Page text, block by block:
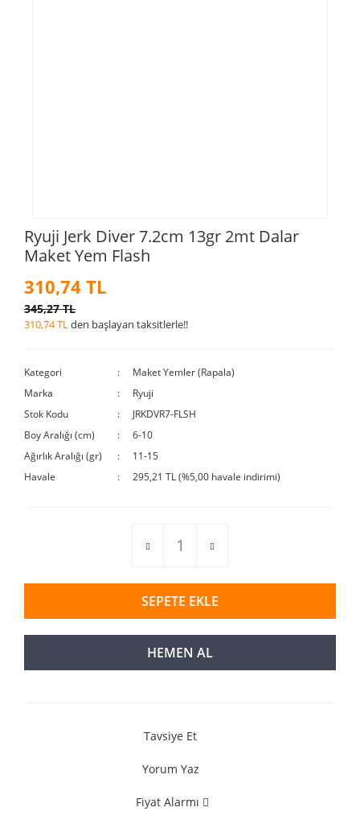
Ryuji Jerk Diver 7.2cm 13gr 2mt Dalar
Maket Yem Flash
310,74 TL
345,27 TL
310,74 TLden başlayan taksitlerle!!
Kategori
Maket Yemler (Rapala)
Marka
Ryuji
Stok Kodu
JRKDVR7-FLSH
Boy Aralığı (cm)
6-10
Ağırlık Aralığı (gr)
11-15
Havale
295,21 TL (%5,00 havale indirimi)
SEPETE EKLE
HEMEN AL
Tavsiye Et
Yorum Yaz
Fiyat Alarmı